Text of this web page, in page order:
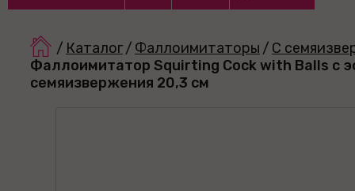
/ Каталог/ Фаллоимитаторы / С
Фаллоимитатор Squirting Cock with Balls с
семяизвержения 20,3 см